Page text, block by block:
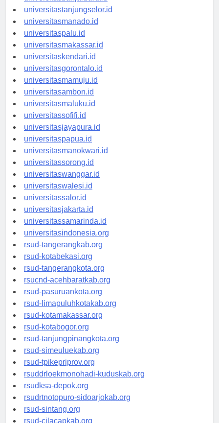
universitasbanjarbaru.id
universitastanjungselor.id
universitasmanado.id
universitaspalu.id
universitasmakassar.id
universitaskendari.id
universitasgorontalo.id
universitasmamuju.id
universitasambon.id
universitasmaluku.id
universitassofifi.id
universitasjayapura.id
universitaspapua.id
universitasmanokwari.id
universitassorong.id
universitaswanggar.id
universitaswalesi.id
universitassalor.id
universitasjakarta.id
universitassamarinda.id
universitasindonesia.org
rsud-tangerangkab.org
rsud-kotabekasi.org
rsud-tangerangkota.org
rsucnd-acehbaratkab.org
rsud-pasuruankota.org
rsud-limapuluhkotakab.org
rsud-kotamakassar.org
rsud-kotabogor.org
rsud-tanjungpinangkota.org
rsud-simeuluekab.org
rsud-tpikepriprov.org
rsuddrloekmonohadi-kuduskab.org
rsudksa-depok.org
rsudrtnotopuro-sidoarjokab.org
rsud-sintang.org